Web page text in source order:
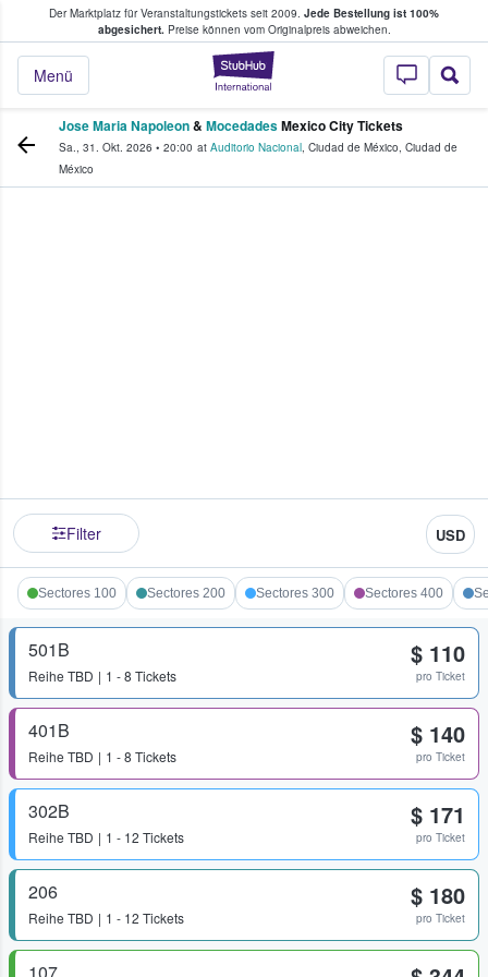
Der Marktplatz für Veranstaltungstickets seit 2009. Jede Bestellung ist 100%
abgesichert.Preise können vom Originalpreis abweichen.
StubHub - Wo
Menü
Tickets kaufen & verkaufen
Jose Maria Napoleon& MocedadesMexico City Tickets
Sa., 31. Okt. 2026 • 20:00 at Auditorio Nacional, Ciudad de México, Ciudad de
México
Filter USD
Sectores 100 Sectores 200 Sectores 300 Sectores 400
501B
Reihe TBD 1 - 8 Tickets
$ 110
pro Ticket
401B
Reihe TBD 1 - 8 Tickets
$ 140
pro Ticket
302B
Reihe TBD 1 - 12 Tickets
$ 171
pro Ticket
206
Reihe TBD 1 - 12 Tickets
$ 180
pro Ticket